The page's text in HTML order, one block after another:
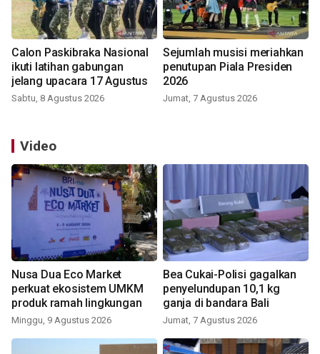
Calon Paskibraka Nasional
ikuti latihan gabungan
jelang upacara 17 Agustus
Sabtu, 8 Agustus 2026
Sejumlah musisi meriahkan
penutupan Piala Presiden
2026
Jumat, 7 Agustus 2026
Video
Nusa Dua Eco Market
perkuat ekosistem UMKM
produk ramah lingkungan
Minggu, 9 Agustus 2026
Bea Cukai-Polisi gagalkan
penyelundupan 10,1 kg
ganja di bandara Bali
Jumat, 7 Agustus 2026